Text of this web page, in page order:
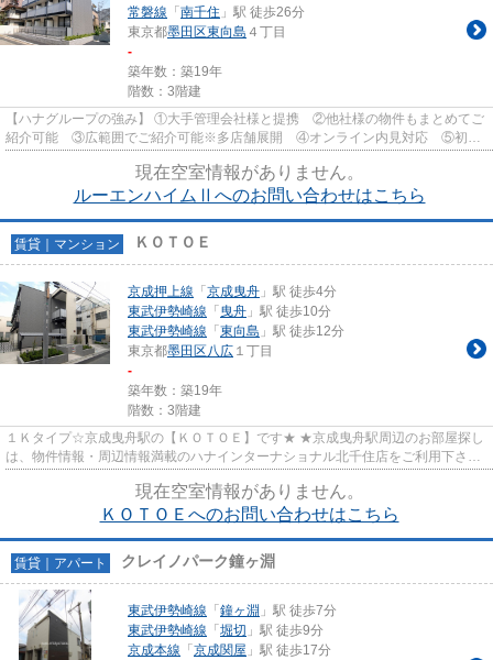
常磐線 「 南千住 」駅 徒歩26分
東京都墨田区東向島 ４丁目
-
築年数：築19年
階数：3階建
【ハナグループの強み】 ①大手管理会社様と提携 ②他社様の物件もまとめてご
紹介可能 ③広範囲でご紹介可能※多店舗展開 ④オンライン内見対応 ⑤初期
現在空室情報がありません。
ルーエンハイムⅡへのお問い合わせはこちら
賃貸｜マンション ＫＯＴＯＥ
京成押上線 「 京成曳舟 」駅 徒歩4分
東武伊勢崎線 「 曳舟 」駅 徒歩10分
東武伊勢崎線 「 東向島 」駅 徒歩12分
東京都墨田区八広 １丁目
-
築年数：築19年
階数：3階建
１Ｋタイプ☆京成曳舟駅の【ＫＯＴＯＥ】です★ ★京成曳舟駅周辺のお部屋探し
は、物件情報・周辺情報満載のハナインターナショナル北千住店をご利用下さ
現在空室情報がありません。
ＫＯＴＯＥへのお問い合わせはこちら
賃貸｜アパート クレイノパーク鐘ヶ淵
東武伊勢崎線 「 鐘ヶ淵 」駅 徒歩7分
東武伊勢崎線 「 堀切 」駅 徒歩9分
京成本線 「 京成関屋 」駅 徒歩17分